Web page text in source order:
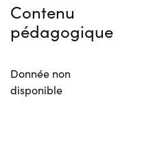
Contenu
pédagogique
Donnée non
disponible